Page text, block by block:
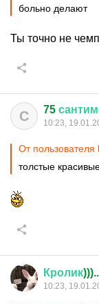
больно делают
Ты точно не
С 75
10:23,
От пользователя
толстые
Кролик
10:23,